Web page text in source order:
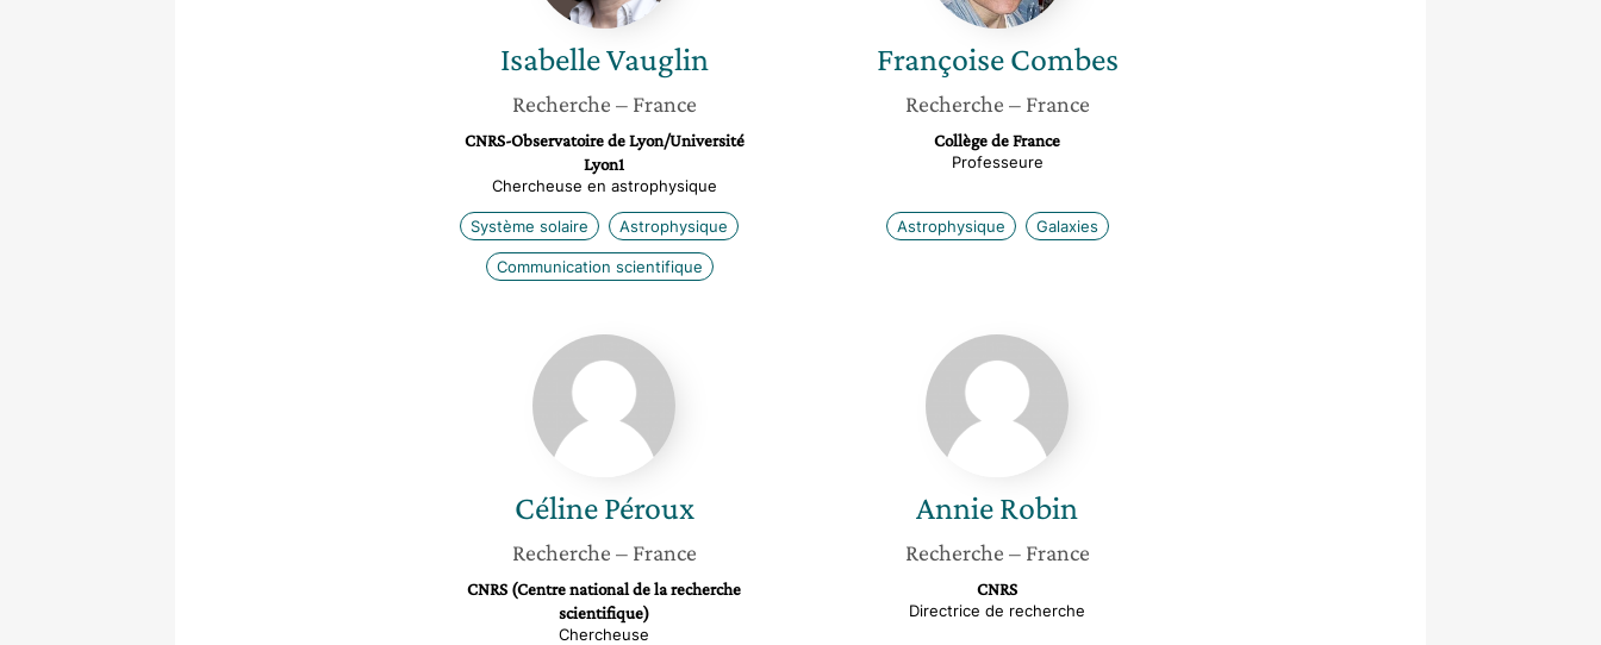
IsabelleVauglin
Recherche – France
CNRS-Observatoire de Lyon/Université
Lyon1
Chercheuse en astrophysique
Système solaire Astrophysique
Communication scientifique
Françoise Combes
Recherche – France
Collège de France
Professeure
Astrophysique Galaxies
Céline
Péroux
Céline Péroux
Recherche – France
CNRS (Centre national de la recherche
scientifique)
Chercheuse
Annie
Robin
AnnieRobin
Recherche – France
CNRS
Directrice de recherche